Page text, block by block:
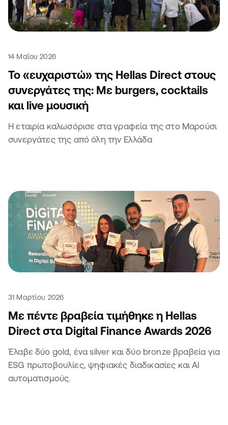
14 Μαΐου 2026
Το «ευχαριστώ» της Hellas Direct στους
συνεργάτες της: Με burgers, cocktails
και live μουσική
Η εταιρία καλωσόρισε στα γραφεία της στο Μαρούσι
συνεργάτες της από όλη την Ελλάδα
31 Μαρτίου 2026
Με πέντε βραβεία τιμήθηκε η Hellas
Direct στα Digital Finance Awards 2026
Έλαβε δύο gold, ένα silver και δύο bronze βραβεία για
ESG πρωτοβουλίες, ψηφιακές διαδικασίες και ΑΙ
αυτοματισμούς.